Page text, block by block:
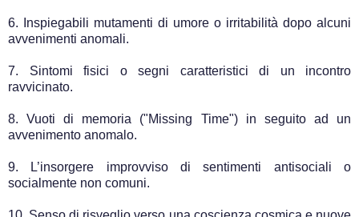
6. Inspiegabili mutamenti di umore o irritabilità dopo alcuni
avvenimenti anomali.
7. Sintomi fisici o segni caratteristici di un incontro
ravvicinato.
8. Vuoti di memoria ("Missing Time") in seguito ad un
avvenimento anomalo.
9. L’insorgere improvviso di sentimenti antisociali o
socialmente non comuni.